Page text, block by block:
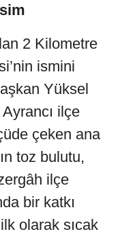
2 Kilometre
ismini
Yüksel
ilçe
çeken ana
toz bulutu,
ilçe
bir katkı
olarak sıcak